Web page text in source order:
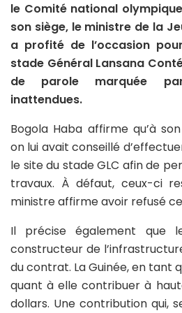
le Comité national
son siège, le ministre de la
a profité de l’occasion
stade Général Lansana
de parole marquée
inattendues.
Bogola Haba affirme qu’à
on lui avait conseillé
le site du stade GLC afin de
travaux. À défaut, ceux-ci
ministre affirme avoir refusé
Il précise également que
constructeur de
du contrat. La Guinée, en tant
quant à elle contribuer à
dollars. Une contribution qui,